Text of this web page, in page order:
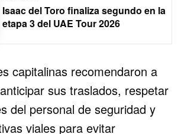
Isaac del Toro finaliza segundo en la
etapa 3 del UAE Tour 2026
capitalinas recomendaron a
sus traslados, respetar
del personal de seguridad y
viales para evitar